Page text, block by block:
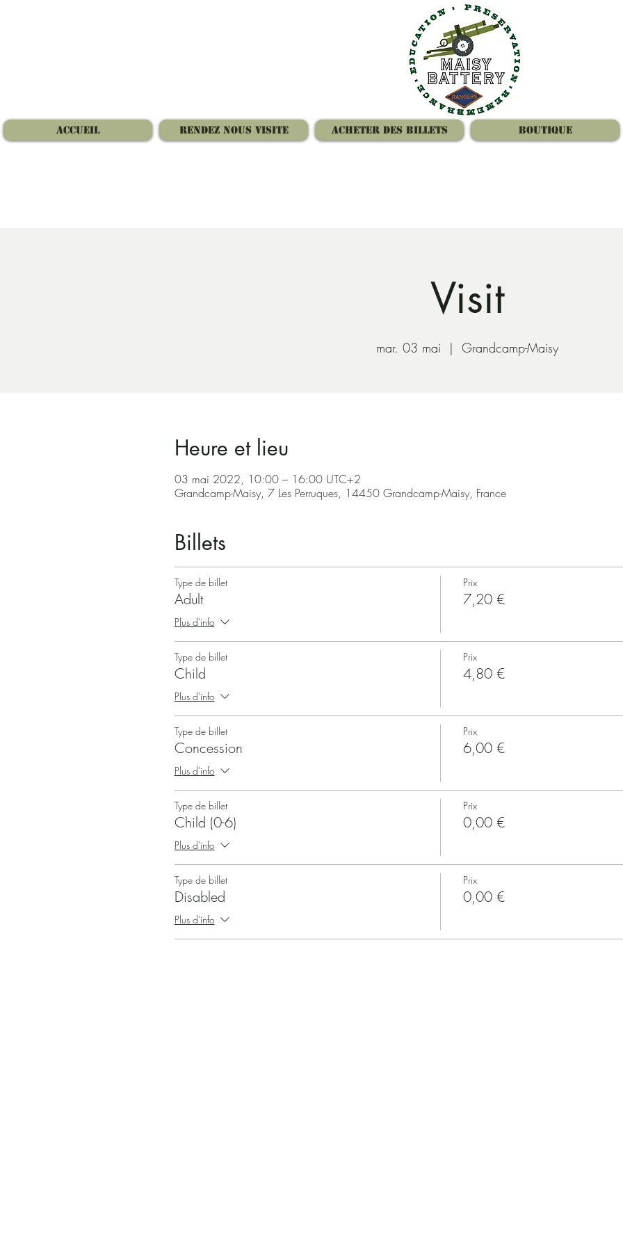
Accueil Rendez nous visite Acheter des billets Boutique
Visit
mar. 03 mai
  |
Grandcamp-Maisy
Heure et lieu
03 mai 2022, 10:00 – 16:00 UTC+2
Grandcamp-Maisy, 7 Les Perruques, 14450 Grandcamp-Maisy, France
Billets
Type de billet
Adult
Plus d'info
Prix
7,20 €
Type de billet
Child
Plus d'info
Prix
4,80 €
Type de billet
Concession
Plus d'info
Prix
6,00 €
Type de billet
Child (0-6)
Plus d'info
Prix
0,00 €
Type de billet
Disabled
Plus d'info
Prix
0,00 €